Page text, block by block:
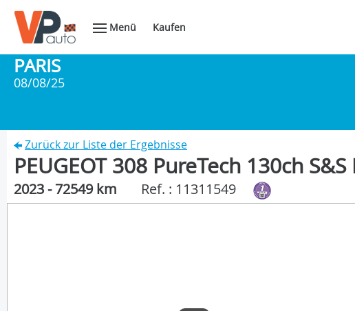
Menü Kaufen
PARIS
08/08/25
Zurück zur Liste der Ergebnisse
PEUGEOT 308 PureTech 130ch
2023 - 72549 km Ref. : 11311549